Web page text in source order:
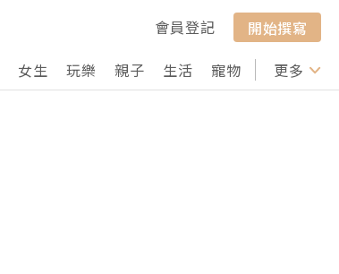
會員登記
開始撰寫
女生 玩樂 親子 生活 寵物 行山 打卡
更多